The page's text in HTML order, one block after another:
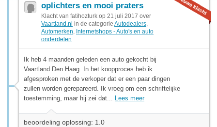
oplichters en mooi praters
Klacht van fatihozturk op 21 juli 2017 over
Vaartland.nl in de categorie Autodealers
Automerken Internetshops - Auto's en auto
onderdelen
Ik heb 4 maanden geleden een auto gekocht bij
Vaartland Den Haag. In het koopproces heb ik
afgesproken met de verkoper dat er een paar dingen
zullen worden gerepareerd. Ik vroeg om een ​​schriftelijke
toestemming, maar hij zei dat... Lees meer
beoordeling oplossing: 1.0